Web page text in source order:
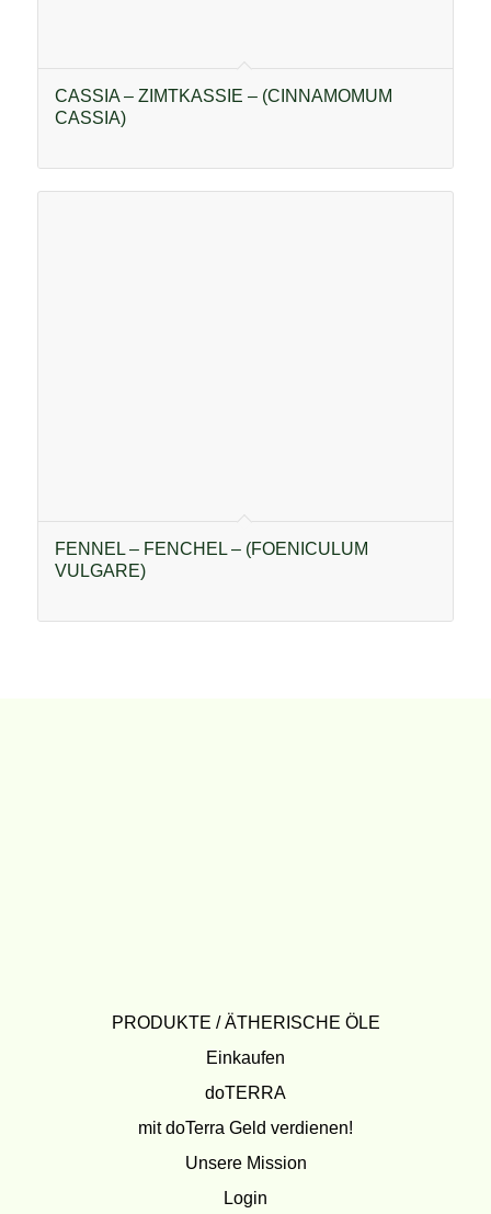
CASSIA – ZIMTKASSIE – (CINNAMOMUM
CASSIA)
FENNEL – FENCHEL – (FOENICULUM
VULGARE)
PRODUKTE / ÄTHERISCHE ÖLE
Einkaufen
doTERRA
mit doTerra Geld verdienen!
Unsere Mission
Login